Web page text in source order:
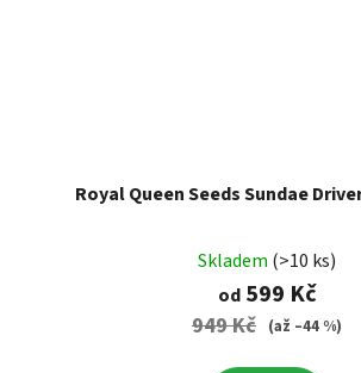
Royal Queen Seeds Sundae
Skladem (>10 ks)
od599 Kč
949 Kč (až –44 %)